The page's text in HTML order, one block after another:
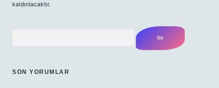
kaldırılacaktır.
SON YORUMLAR